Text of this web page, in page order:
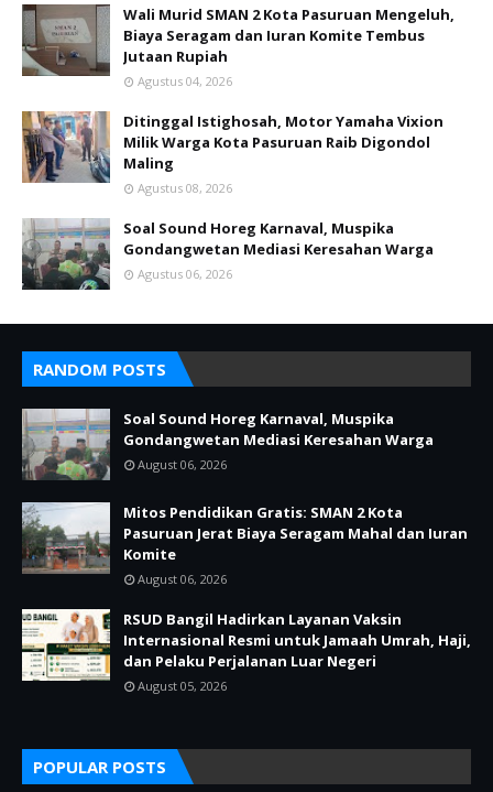
Wali Murid SMAN 2 Kota Pasuruan Mengeluh,
Biaya Seragam dan Iuran Komite Tembus
Jutaan Rupiah
Agustus 04, 2026
Ditinggal Istighosah, Motor Yamaha Vixion
Milik Warga Kota Pasuruan Raib Digondol
Maling
Agustus 08, 2026
Soal Sound Horeg Karnaval, Muspika
Gondangwetan Mediasi Keresahan Warga
Agustus 06, 2026
RANDOM POSTS
Soal Sound Horeg Karnaval, Muspika
Gondangwetan Mediasi Keresahan Warga
August 06, 2026
Mitos Pendidikan Gratis: SMAN 2 Kota
Pasuruan Jerat Biaya Seragam Mahal dan Iuran
Komite
August 06, 2026
RSUD Bangil Hadirkan Layanan Vaksin
Internasional Resmi untuk Jamaah Umrah, Haji,
dan Pelaku Perjalanan Luar Negeri
August 05, 2026
POPULAR POSTS